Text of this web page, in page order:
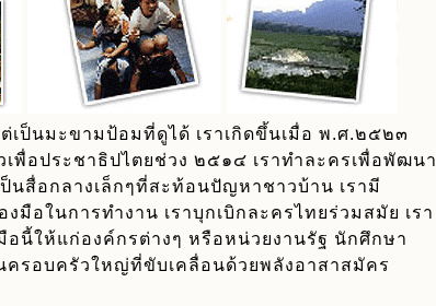
ป็นมะขามป้อมที่ดูได้ เราเกิดขึ้นเมื่อ พ.ศ.๒๕๒๓
เพื่อประชาธิปไตยช่วง ๒๕๑๔ เราทำละครเพื่อพัฒนา
นสื่อกลางเล็กๆที่สะท้อนปัญหาชาวบ้าน เรามี
มือในการทำงาน เราบุกเบิกละครไทยร่วมสมัย เรา
อนี้ให้แก่องค์กรต่างๆ หรือหน่วยงานรัฐ นักศึกษา
นครอบครัวใหญ่ที่ขับเคลื่อนด้วยพลังอาสาสมัคร